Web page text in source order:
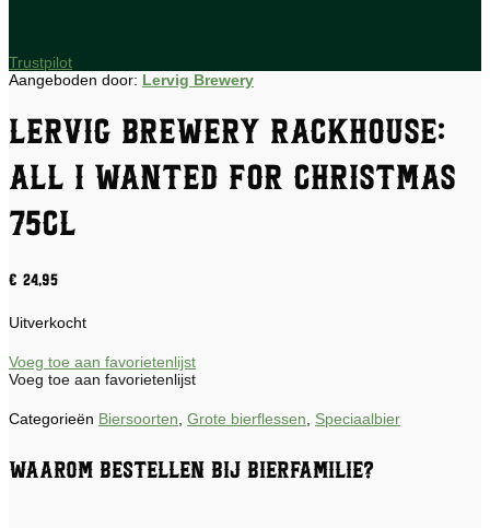
Trustpilot
Aangeboden door: Lervig Brewery
Lervig Brewery Rackhouse:
All I wanted for christmas
75CL
€ 24,95
Uitverkocht
Voeg toe aan favorietenlijst
Voeg toe aan favorietenlijst
Categorieën Biersoorten Grote bierflessen Speciaalbier
Waarom bestellen bij Bierfamilie?